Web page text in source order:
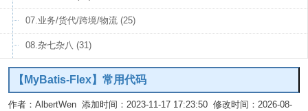
07.业务/货代/跨境/物流 (25)
08.杂七杂八 (31)
【MyBatis-Flex】常用代码
作者：AlbertWen 添加时间：2023-11-17 17:23:50 修改时间：2026-08-